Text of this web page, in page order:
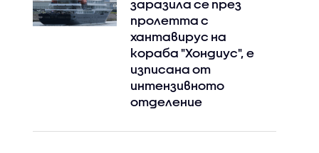
заразила се през
пролетта с
хантавирус на
кораба "Хондиус", е
изписана от
интензивното
отделение